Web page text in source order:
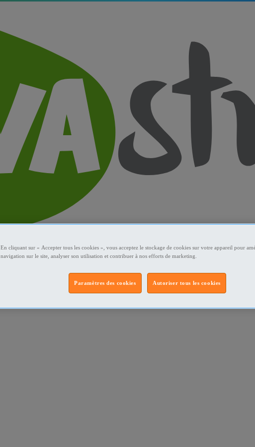
En cliquant sur « Accepter tous les cookies », vous acceptez le stockage de cookies sur votre appareil pour
navigation sur le site, analyser son utilisation et contribuer à nos efforts de marketing.
Autoriser tous les cookies
Paramètres des cookies